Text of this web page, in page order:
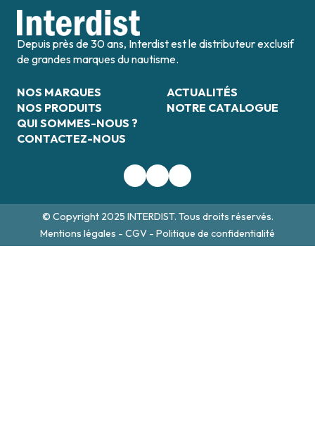
Depuis près de 30 ans, Interdist est le distributeur exclusif
de grandes marques du nautisme.
NOS MARQUES
NOS PRODUITS
QUI SOMMES-NOUS ?
CONTACTEZ-NOUS
ACTUALITÉS
NOTRE CATALOGUE
© Copyright 2025 INTERDIST. Tous droits réservés.
Mentions légales - CGV - Politique de confidentialité